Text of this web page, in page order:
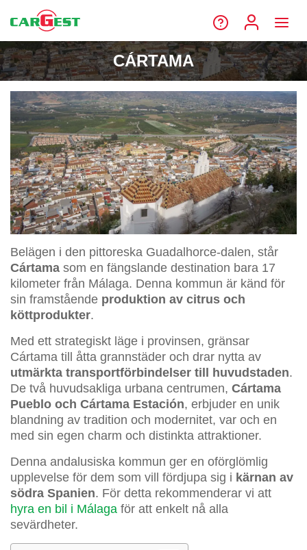
CÁRTAMA
Belägen i den pittoreska Guadalhorce-dalen, står
Cártama som en fängslande destination bara 17
kilometer från Málaga. Denna kommun är känd för
sin framstående produktion av citrus och
köttprodukter.
Med ett strategiskt läge i provinsen, gränsar
Cártama till åtta grannstäder och drar nytta av
utmärkta transportförbindelser till huvudstaden.
De två huvudsakliga urbana centrumen, Cártama
Pueblo och Cártama Estación, erbjuder en unik
blandning av tradition och modernitet, var och en
med sin egen charm och distinkta attraktioner.
Denna andalusiska kommun ger en oförglömlig
upplevelse för dem som vill fördjupa sig i kärnan av
södra Spanien. För detta rekommenderar vi att
hyra en bil i Málaga för att enkelt nå alla
sevärdheter.